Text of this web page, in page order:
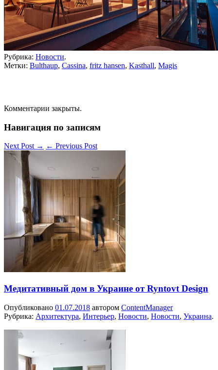
Рубрика: Новости.
Метки: Bulthaup, Cassina, fritz hansen, Kasthall, Magis
Комментарии закрыты.
Навигация по записям
Next Post → ← Previous Post
Медитативный дом в Украине от Ryntovt Design
Опубликовано 01.07.2018 автором ContentManager
Рубрика: Архитектура, Интерьер, Новости, Новости, Украина.